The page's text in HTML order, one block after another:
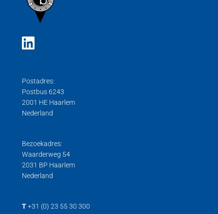
Postadres:
Postbus 6243
2001 HE Haarlem
Nederland
Bezoekadres:
Waarderweg 54
2031 BP Haarlem
Nederland
T +31 (0) 23 55 30 300